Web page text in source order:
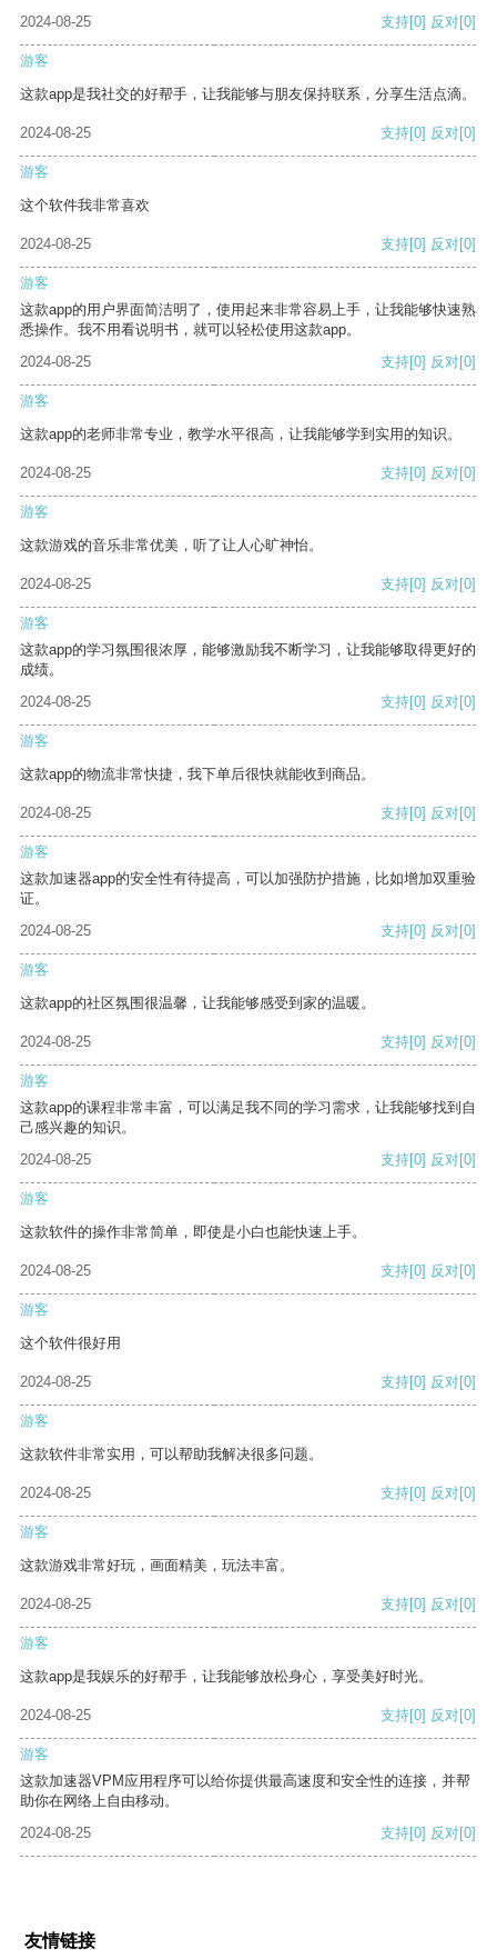
2024-08-25 支持[0] 反对[0]
游客
这款app是我社交的好帮手，让我能够与朋友保持联系，分享生活点滴。
2024-08-25 支持[0] 反对[0]
游客
这个软件我非常喜欢
2024-08-25 支持[0] 反对[0]
游客
这款app的用户界面简洁明了，使用起来非常容易上手，让我能够快速熟
悉操作。我不用看说明书，就可以轻松使用这款app。
2024-08-25
支持[0] 反对[0]
游客
这款app的老师非常专业，教学水平很高，让我能够学到实用的知识。
2024-08-25 支持[0] 反对[0]
游客
这款游戏的音乐非常优美，听了让人心旷神怡。
2024-08-25 支持[0] 反对[0]
游客
这款app的学习氛围很浓厚，能够激励我不断学习，让我能够取得更好的
成绩。
2024-08-25
支持[0] 反对[0]
游客
这款app的物流非常快捷，我下单后很快就能收到商品。
2024-08-25 支持[0] 反对[0]
游客
这款加速器app的安全性有待提高，可以加强防护措施，比如增加双重验
证。
2024-08-25
支持[0] 反对[0]
游客
这款app的社区氛围很温馨，让我能够感受到家的温暖。
2024-08-25 支持[0] 反对[0]
游客
这款app的课程非常丰富，可以满足我不同的学习需求，让我能够找到自
己感兴趣的知识。
2024-08-25
支持[0] 反对[0]
游客
这款软件的操作非常简单，即使是小白也能快速上手。
2024-08-25 支持[0] 反对[0]
游客
这个软件很好用
2024-08-25 支持[0] 反对[0]
游客
这款软件非常实用，可以帮助我解决很多问题。
2024-08-25 支持[0] 反对[0]
游客
这款游戏非常好玩，画面精美，玩法丰富。
2024-08-25 支持[0] 反对[0]
游客
这款app是我娱乐的好帮手，让我能够放松身心，享受美好时光。
2024-08-25 支持[0] 反对[0]
游客
这款加速器VPM应用程序可以给你提供最高速度和安全性的连接，并帮
助你在网络上自由移动。
2024-08-25
支持[0] 反对[0]
友情链接